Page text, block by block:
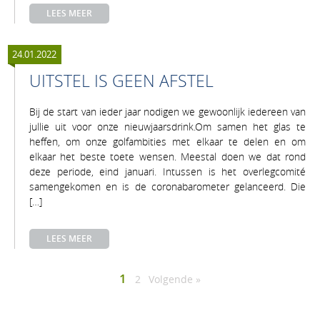
LEES MEER
24.01.2022
UITSTEL IS GEEN AFSTEL
Bij de start van ieder jaar nodigen we gewoonlijk iedereen van
jullie uit voor onze nieuwjaarsdrink.Om samen het glas te
heffen, om onze golfambities met elkaar te delen en om
elkaar het beste toete wensen. Meestal doen we dat rond
deze periode, eind januari. Intussen is het overlegcomité
samengekomen en is de coronabarometer gelanceerd. Die
[…]
LEES MEER
Pagina
1 Pagina
2 Volgende »